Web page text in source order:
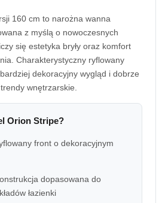
160 cm to narożna wanna
z myślą o nowoczesnych
się estetyka bryły oraz komfort
Charakterystyczny ryflowany
dekoracyjny wygląd i dobrze
wnętrzarskie.
Orion Stripe?
front o dekoracyjnym
dopasowana do
łazienki